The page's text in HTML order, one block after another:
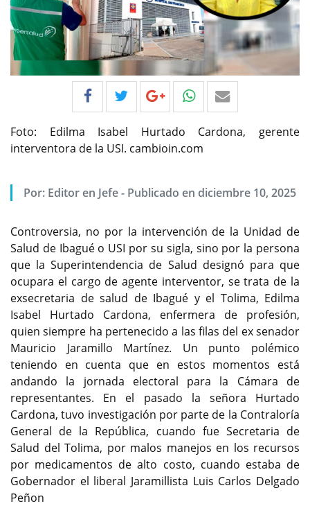
Foto: Edilma Isabel Hurtado Cardona, gerente
interventora de la USI. cambioin.com
Por: Editor en Jefe- Publicado en diciembre 10, 2025
Controversia, no por la intervención de la Unidad de
Salud de Ibagué o USI por su sigla, sino por la persona
que la Superintendencia de Salud designó para que
ocupara el cargo de agente interventor, se trata de la
exsecretaria de salud de Ibagué y el Tolima, Edilma
Isabel Hurtado Cardona, enfermera de profesión,
quien siempre ha pertenecido a las filas del ex senador
Mauricio Jaramillo Martínez. Un punto polémico
teniendo en cuenta que en estos momentos está
andando la jornada electoral para la Cámara de
representantes. En el pasado la señora Hurtado
Cardona, tuvo investigación por parte de la Contraloría
General de la República, cuando fue Secretaria de
Salud del Tolima, por malos manejos en los recursos
por medicamentos de alto costo, cuando estaba de
Gobernador el liberal Jaramillista Luis Carlos Delgado
Peñon